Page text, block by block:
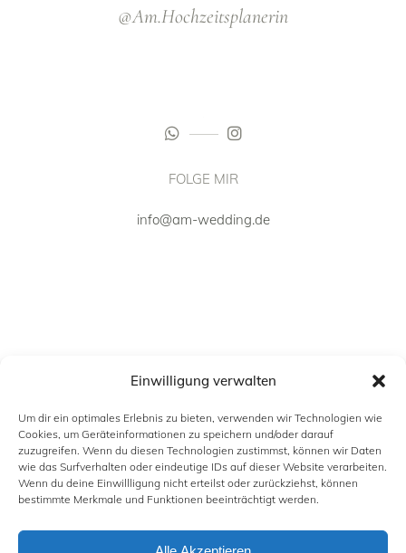
Einwilligung verwalten
Um dir ein optimales Erlebnis zu bieten, verwenden wir Technologien wie
Cookies, um Geräteinformationen zu speichern und/oder darauf
zuzugreifen. Wenn du diesen Technologien zustimmst, können wir Daten
wie das Surfverhalten oder eindeutige IDs auf dieser Website verarbeiten.
Wenn du deine Einwillligung nicht erteilst oder zurückziehst, können
bestimmte Merkmale und Funktionen beeinträchtigt werden.
@am.hochzeitsplanerin
FOLGE MIR
info@am-wedding.de
INFORMATION